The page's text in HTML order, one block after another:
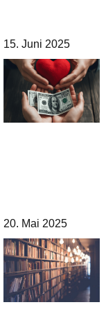
15. Juni 2025
20. Mai 2025